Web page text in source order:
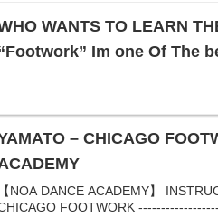
WANTS TO LEARN
Im one Of The
– CHICAGO
【NOA DANCE ACADEMY】
FOOTWORK